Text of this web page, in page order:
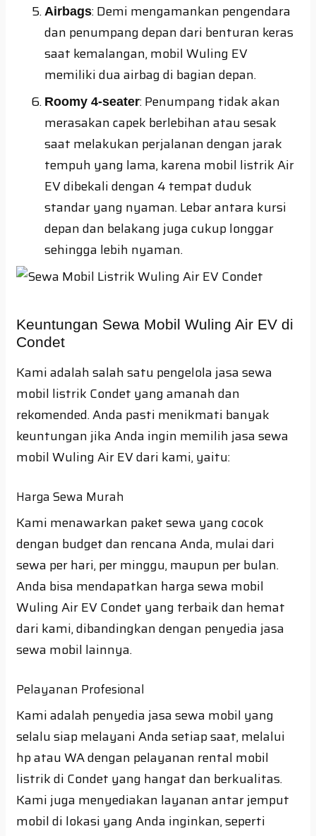
Airbags: Demi mengamankan pengendara
dan penumpang depan dari benturan keras
saat kemalangan, mobil Wuling EV
memiliki dua airbag di bagian depan.
Roomy 4-seater: Penumpang tidak akan
merasakan capek berlebihan atau sesak
saat melakukan perjalanan dengan jarak
tempuh yang lama, karena mobil listrik Air
EV dibekali dengan 4 tempat duduk
standar yang nyaman. Lebar antara kursi
depan dan belakang juga cukup longgar
sehingga lebih nyaman.
Keuntungan Sewa Mobil Wuling Air EV di
Condet
Kami adalah salah satu pengelola jasa sewa
mobil listrik Condet yang amanah dan
rekomended. Anda pasti menikmati banyak
keuntungan jika Anda ingin memilih jasa sewa
mobil Wuling Air EV dari kami, yaitu:
Harga Sewa Murah
Kami menawarkan paket sewa yang cocok
dengan budget dan rencana Anda, mulai dari
sewa per hari, per minggu, maupun per bulan.
Anda bisa mendapatkan harga sewa mobil
Wuling Air EV Condet yang terbaik dan hemat
dari kami, dibandingkan dengan penyedia jasa
sewa mobil lainnya.
Pelayanan Profesional
Kami adalah penyedia jasa sewa mobil yang
selalu siap melayani Anda setiap saat, melalui
hp atau WA dengan pelayanan rental mobil
listrik di Condet yang hangat dan berkualitas.
Kami juga menyediakan layanan antar jemput
mobil di lokasi yang Anda inginkan, seperti